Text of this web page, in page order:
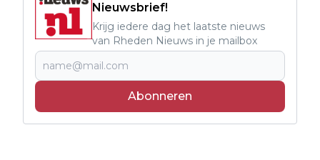
Nieuwsbrief!
Krijg iedere dag het laatste nieuws
van Rheden Nieuws in je mailbox
Abonneren